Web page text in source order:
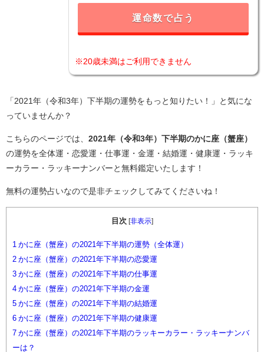
運命数で占う
※20歳未満はご利用できません
「2021年（令和3年）下半期の運勢をもっと知りたい！」と気にな
っていませんか？
こちらのページでは、 2021年（令和3年）下半期のかに座（蟹座）
の運勢を全体運・恋愛運・仕事運・金運・結婚運・健康運・ラッキ
ーカラー・ラッキーナンバーと無料鑑定いたします！
無料の運勢占いなので是非チェックしてみてくださいね！
目次 非表示]
1 かに座（蟹座）の2021年下半期の運勢（全体運）
2 かに座（蟹座）の2021年下半期の恋愛運
3 かに座（蟹座）の2021年下半期の仕事運
4 かに座（蟹座）の2021年下半期の金運
5 かに座（蟹座）の2021年下半期の結婚運
6 かに座（蟹座）の2021年下半期の健康運
7 かに座（蟹座）の2021年下半期のラッキーカラー・ラッキーナンバ
ーは？